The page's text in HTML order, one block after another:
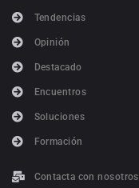
Tendencias
Opinión
Destacado
Encuentros
Soluciones
Formación
Contacta con nosotros